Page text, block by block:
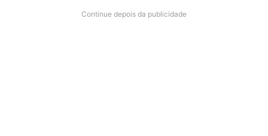
Continue depois da publicidade